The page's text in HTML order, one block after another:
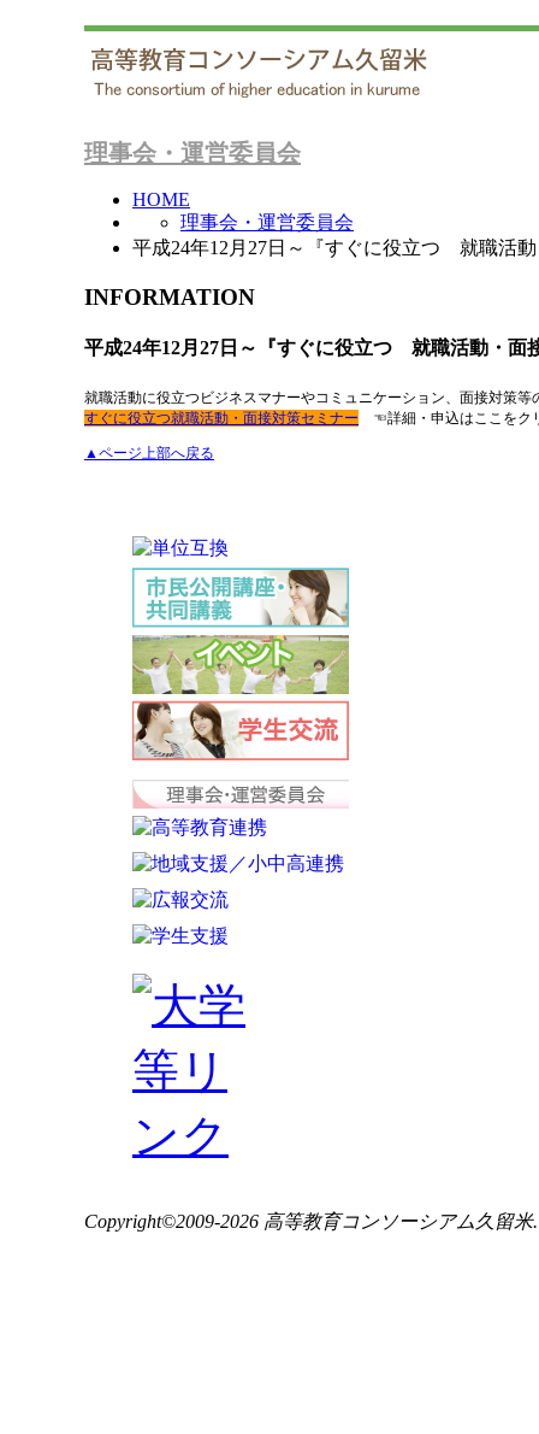
理事会・運営委員会
HOME
理事会・運営委員会
平成24年12月27日～『すぐに役立つ 就職活
INFORMATION
平成24年12月27日～『すぐに役立つ 就職活動・面
就職活動に役立つビジネスマナーやコミュニケーション、面接対策等
すぐに役立つ就職活動・面接対策セミナー ☜詳細・申込はここをク
▲ページ上部へ戻る
Copyright©2009-2026 高等教育コンソーシアム久留米.